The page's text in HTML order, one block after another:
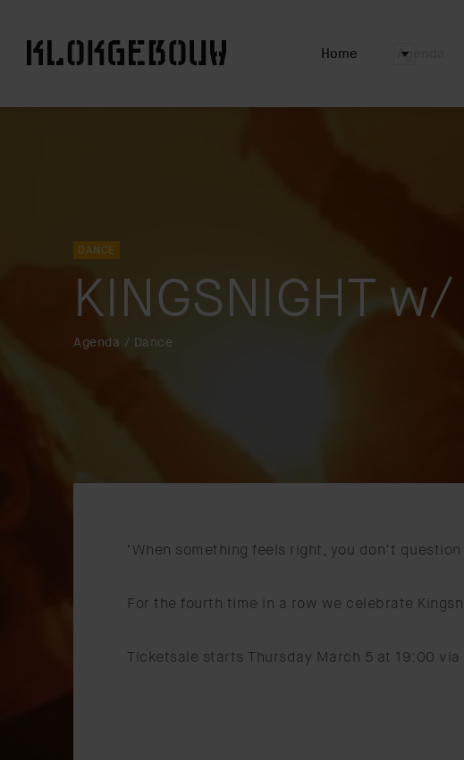
Home Agenda
DANCE
KINGSNIGHT
Agenda / Dance
‘When something feels right, you don’t question
For the fourth time in a row we celebrate
Ticketsale starts Thursday March 5 at 19:00